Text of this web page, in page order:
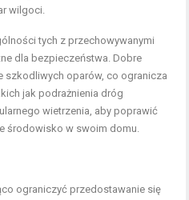
wilgoci.
tych z przechowywanymi
dla bezpieczeństwa. Dobre
szkodliwych oparów, co ogranicza
jak podrażnienia dróg
wietrzenia, aby poprawić
środowisko w swoim domu.
ograniczyć przedostawanie się